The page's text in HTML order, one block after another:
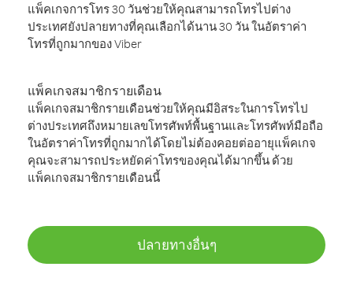
แพ็คเกจการโทร 30 วันช่วยให้คุณสามารถโทรไปต่าง
ประเทศยังปลายทางที่คุณเลือกได้นาน 30 วัน ในอัตราค่า
โทรที่ถูกมากของ Viber
แพ็คเกจสมาชิกรายเดือน
แพ็คเกจสมาชิกรายเดือนช่วยให้คุณมีอิสระในการโทรไป
ต่างประเทศถึงหมายเลขโทรศัพท์พื้นฐานและโทรศัพท์มือถือ
ในอัตราค่าโทรที่ถูกมากได้โดยไม่ต้องคอยต่ออายุแพ็คเกจ
คุณจะสามารถประหยัดค่าโทรของคุณได้มากขึ้น ด้วย
แพ็คเกจสมาชิกรายเดือนนี้
ปลายทางอื่นๆ